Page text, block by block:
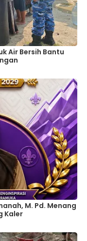
Air Bersih Bantu
M. Pd. Menang
Kaler